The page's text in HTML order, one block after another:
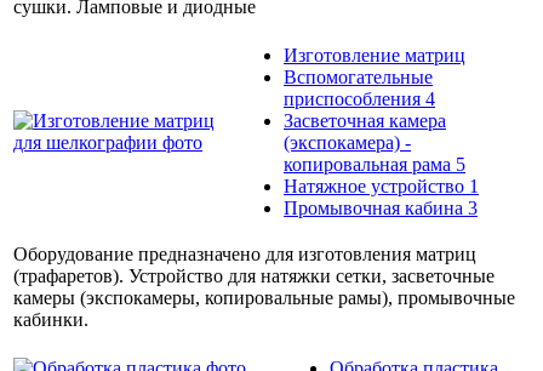
сушки. Ламповые и диодные
Изготовление матриц
Вспомогательные
приспособления 4
Засветочная камера
(экспокамера) -
копировальная рама 5
Натяжное устройство 1
Промывочная кабина 3
Оборудование предназначено для изготовления матриц
(трафаретов). Устройство для натяжки сетки, засветочные
камеры (экспокамеры, копировальные рамы), промывочные
кабинки.